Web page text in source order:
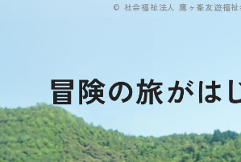
© 社会福祉法人 鷹ヶ峯友遊福祉